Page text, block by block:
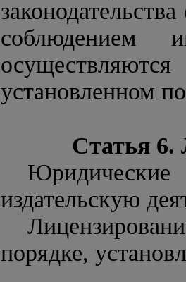
соблюдением
установленном
Статья 6.
издательскую
порядке,